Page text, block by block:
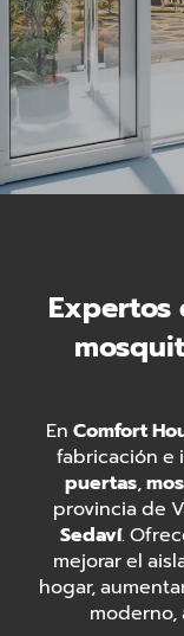
Expertos
En Comfort
fabricación e
puertas,
provincia de
Sedaví.
mejorar el
hogar,
moderno,